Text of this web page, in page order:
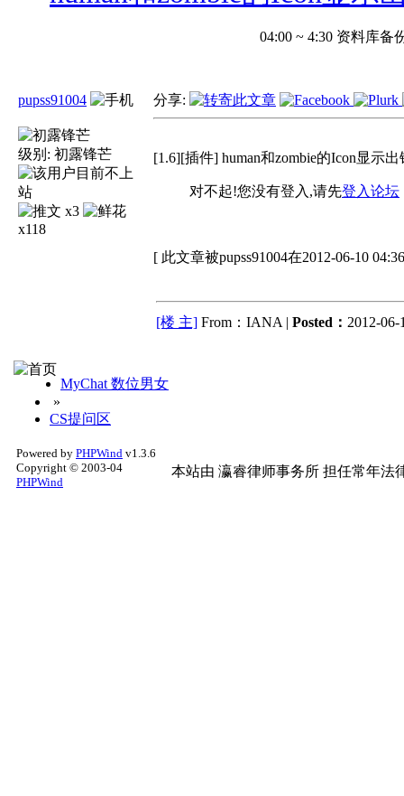
04:00 ~ 4:30 资料库
pupss91004
级别: 初露锋芒
x3
x118
分享:
[1.6][插件] human和zombie的Icon显示出
对不起!您没有登入,请先登入论坛
[ 此文章被pupss91004在2012-06-10
[楼 主] From：IANA | Posted： 2012-06-
MyChat 数位男女
»
CS提问区
Powered by PHPWind v1.3.6
Copyright © 2003-04
PHPWind
本站由 瀛睿律师事务所 担任常年法